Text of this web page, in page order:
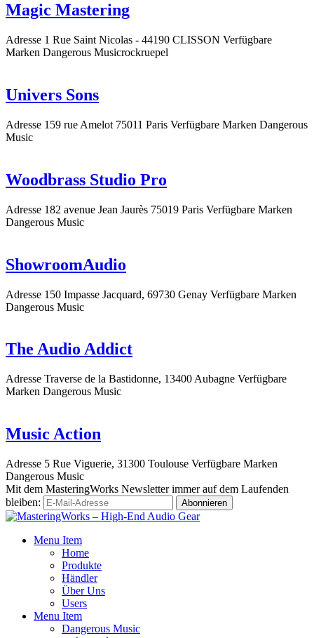
Magic Mastering
Adresse 1 Rue Saint Nicolas - 44190 CLISSON Verfügbare
Marken Dangerous Musicrockruepel
Univers Sons
Adresse 159 rue Amelot 75011 Paris Verfügbare Marken Dangerous
Music
Woodbrass Studio Pro
Adresse 182 avenue Jean Jaurès 75019 Paris Verfügbare Marken
Dangerous Music
ShowroomAudio
Adresse 150 Impasse Jacquard, 69730 Genay Verfügbare Marken
Dangerous Music
The Audio Addict
Adresse Traverse de la Bastidonne, 13400 Aubagne Verfügbare
Marken Dangerous Music
Music Action
Adresse 5 Rue Viguerie, 31300 Toulouse Verfügbare Marken
Dangerous Music
Mit dem MasteringWorks Newsletter immer auf dem Laufenden
bleiben:
Menu Item
Home
Produkte
Händler
Über Uns
Users
Menu Item
Dangerous Music